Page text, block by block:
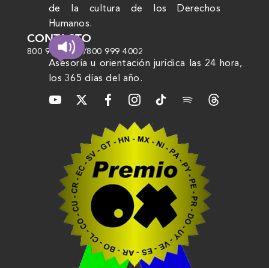
de la cultura de los Derechos
Humanos.
CONTACTO
800 999 4000/800 999 4002
Asesoría u orientación jurídica las 24 hora,
los 365 días del año.